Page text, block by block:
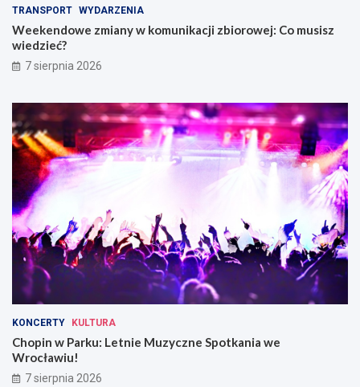
TRANSPORT WYDARZENIA
Weekendowe zmiany w komunikacji zbiorowej: Co musisz
wiedzieć?
7 sierpnia 2026
KONCERTY KULTURA
Chopin w Parku: Letnie Muzyczne Spotkania we
Wrocławiu!
7 sierpnia 2026